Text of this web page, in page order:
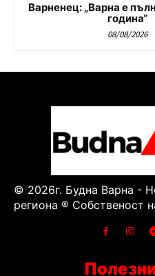
Варненец: „Варна е
година“
08/08/2026
© 2026г. Будна Варна -
региона ® Собственост